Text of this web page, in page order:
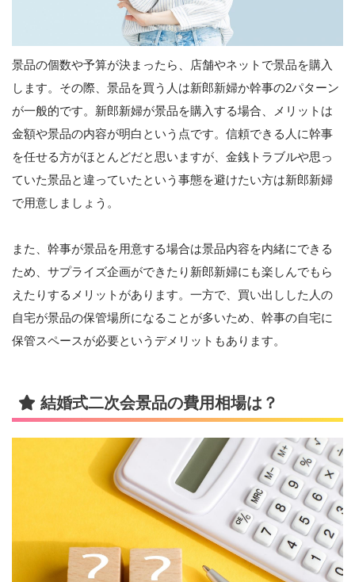
景品の個数や予算が決まったら、店舗やネットで景品を購入
します。その際、景品を買う人は新郎新婦か幹事の2パターン
が一般的です。新郎新婦が景品を購入する場合、メリットは
金額や景品の内容が明白という点です。信頼できる人に幹事
を任せる方がほとんどだと思いますが、金銭トラブルや思っ
ていた景品と違っていたという事態を避けたい方は新郎新婦
で用意しましょう。
また、幹事が景品を用意する場合は景品内容を内緒にできる
ため、サプライズ企画ができたり新郎新婦にも楽しんでもら
えたりするメリットがあります。一方で、買い出しした人の
自宅が景品の保管場所になることが多いため、幹事の自宅に
保管スペースが必要というデメリットもあります。
結婚式二次会景品の費用相場は？